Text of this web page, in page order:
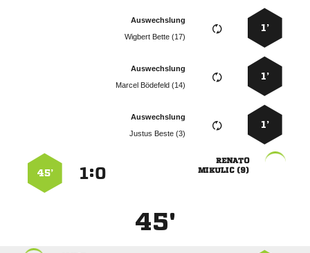
1’
Auswechslung
  
1’
Auswechslung
  
1’
Auswechslung
  

 
:
45’
45'